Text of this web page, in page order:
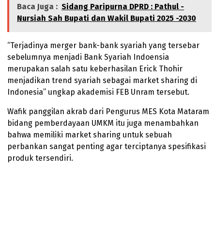
Baca Juga : Sidang Paripurna DPRD : Pathul -
Nursiah Sah Bupati dan Wakil Bupati 2025 -2030
“Terjadinya merger bank-bank syariah yang tersebar
sebelumnya menjadi Bank Syariah Indoensia
merupakan salah satu keberhasilan Erick Thohir
menjadikan trend syariah sebagai market sharing di
Indonesia” ungkap akademisi FEB Unram tersebut.
Wafik panggilan akrab dari Pengurus MES Kota Mataram
bidang pemberdayaan UMKM itu juga menambahkan
bahwa memiliki market sharing untuk sebuah
perbankan sangat penting agar terciptanya spesifikasi
produk tersendiri.